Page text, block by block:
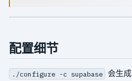
配置细节
./configure -c supabase 会生成